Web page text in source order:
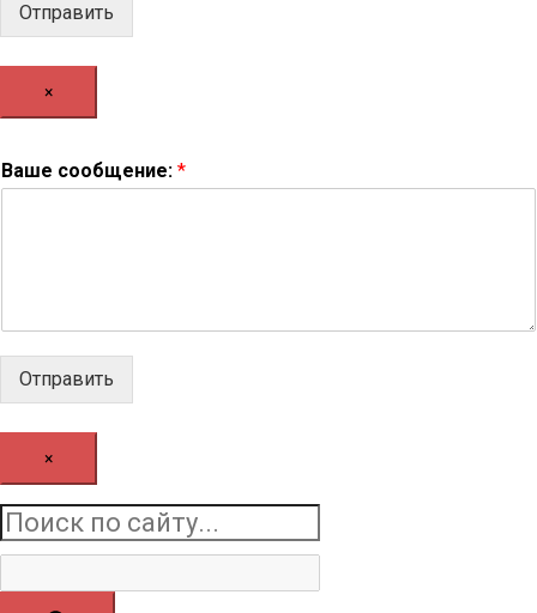
Отправить
×
В
а
б
щ
н
Ваше сообщение: *
Отправить
×